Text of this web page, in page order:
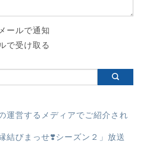
ールで通知
で受け取る
運営するメディアでご紹介され
びまっせ❣️シーズン２」放送